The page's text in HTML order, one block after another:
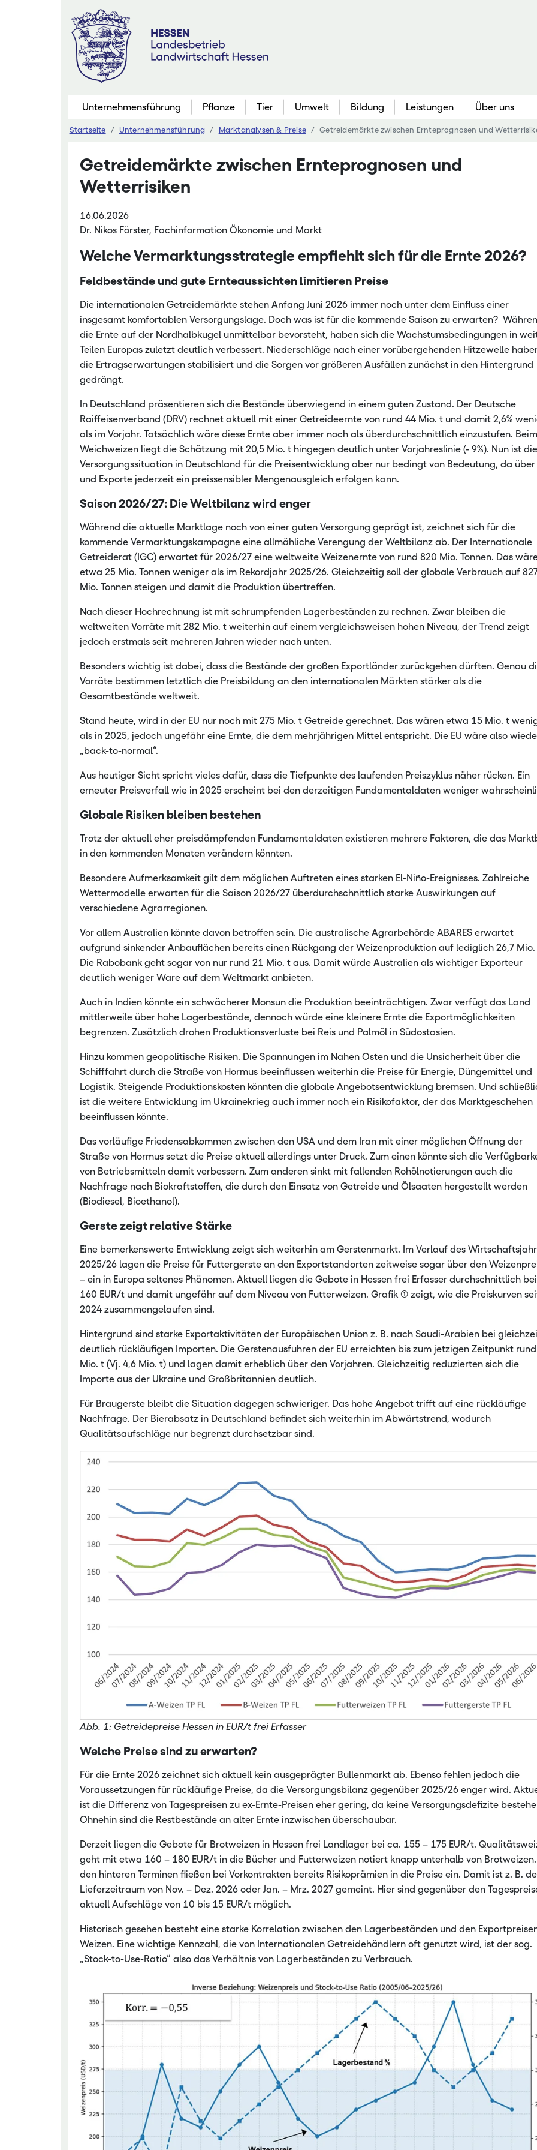
Inhalt
springen
Unternehmensführung Pflanze
Pflanzenbau
Marktfruchtbau
Saatgutanerkennung
Ökologischer Pflanzenbau
Nachwachsende Rohstoffe
Gartenbau
Gemüsebau & Kräuter
Tier Umwelt Bildung
Berufliche Bildung
Berufliche Erstausbildung
Leistungen Über uns
Startseite Unternehmensführung Marktanalysen & Preise Getreidemärkte zwischen Ernteprognosen und
Getreidemärkte zwischen Ernteprognosen und
Wetterrisiken
16.06.2026
Dr. Nikos Förster, Fachinformation Ökonomie und Markt
Welche Vermarktungsstrategie empfiehlt sich für die Ernte 2026?
Feldbestände und gute Ernteaussichten limitieren Preise
Die internationalen Getreidemärkte stehen Anfang Juni 2026 immer noch unter dem Einfluss einer
insgesamt komfortablen Versorgungslage. Doch was ist für die kommende Saison zu erwarten?
die Ernte auf der Nordhalbkugel unmittelbar bevorsteht, haben sich die Wachstumsbedingungen in
Teilen Europas zuletzt deutlich verbessert. Niederschläge nach einer vorübergehenden Hitzewelle
die Ertragserwartungen stabilisiert und die Sorgen vor größeren Ausfällen zunächst in den Hintergrund
gedrängt.
In Deutschland präsentieren sich die Bestände überwiegend in einem guten Zustand. Der Deutsche
Raiffeisenverband (DRV) rechnet aktuell mit einer Getreideernte von rund 44 Mio. t und damit 2,6%
als im Vorjahr. Tatsächlich wäre diese Ernte aber immer noch als überdurchschnittlich einzustufen.
Weichweizen liegt die Schätzung mit 20,5 Mio. t hingegen deutlich unter Vorjahreslinie (- 9%). Nun ist
Versorgungssituation in Deutschland für die Preisentwicklung aber nur bedingt von Bedeutung, da
und Exporte jederzeit ein preissensibler Mengenausgleich erfolgen kann.
Saison 2026/27: Die Weltbilanz wird enger
Während die aktuelle Marktlage noch von einer guten Versorgung geprägt ist, zeichnet sich für die
kommende Vermarktungskampagne eine allmähliche Verengung der Weltbilanz ab. Der Internationale
Getreiderat (IGC) erwartet für 2026/27 eine weltweite Weizenernte von rund 820 Mio. Tonnen. Das
etwa 25 Mio. Tonnen weniger als im Rekordjahr 2025/26. Gleichzeitig soll der globale Verbrauch auf
Mio. Tonnen steigen und damit die Produktion übertreffen.
Nach dieser Hochrechnung ist mit schrumpfenden Lagerbeständen zu rechnen. Zwar bleiben die
weltweiten Vorräte mit 282 Mio. t weiterhin auf einem vergleichsweisen hohen Niveau, der Trend zeigt
jedoch erstmals seit mehreren Jahren wieder nach unten.
Besonders wichtig ist dabei, dass die Bestände der großen Exportländer zurückgehen dürften. Genau
Vorräte bestimmen letztlich die Preisbildung an den internationalen Märkten stärker als die
Gesamtbestände weltweit.
Stand heute, wird in der EU nur noch mit 275 Mio. t Getreide gerechnet. Das wären etwa 15 Mio. t
als in 2025, jedoch ungefähr eine Ernte, die dem mehrjährigen Mittel entspricht. Die EU wäre also
„back-to-normal“.
Aus heutiger Sicht spricht vieles dafür, dass die Tiefpunkte des laufenden Preiszyklus näher rücken. Ein
erneuter Preisverfall wie in 2025 erscheint bei den derzeitigen Fundamentaldaten weniger
Globale Risiken bleiben bestehen
Trotz der aktuell eher preisdämpfenden Fundamentaldaten existieren mehrere Faktoren, die das
in den kommenden Monaten verändern könnten.
Besondere Aufmerksamkeit gilt dem möglichen Auftreten eines starken El-Niño-Ereignisses. Zahlreiche
Wettermodelle erwarten für die Saison 2026/27 überdurchschnittlich starke Auswirkungen auf
verschiedene Agrarregionen.
Vor allem Australien könnte davon betroffen sein. Die australische Agrarbehörde ABARES erwartet
aufgrund sinkender Anbauflächen bereits einen Rückgang der Weizenproduktion auf lediglich 26,7
Die Rabobank geht sogar von nur rund 21 Mio. t aus. Damit würde Australien als wichtiger Exporteur
deutlich weniger Ware auf dem Weltmarkt anbieten.
Auch in Indien könnte ein schwächerer Monsun die Produktion beeinträchtigen. Zwar verfügt das Land
mittlerweile über hohe Lagerbestände, dennoch würde eine kleinere Ernte die Exportmöglichkeiten
begrenzen. Zusätzlich drohen Produktionsverluste bei Reis und Palmöl in Südostasien.
Hinzu kommen geopolitische Risiken. Die Spannungen im Nahen Osten und die Unsicherheit über die
Schifffahrt durch die Straße von Hormus beeinflussen weiterhin die Preise für Energie, Düngemittel und
Logistik. Steigende Produktionskosten könnten die globale Angebotsentwicklung bremsen. Und
ist die weitere Entwicklung im Ukrainekrieg auch immer noch ein Risikofaktor, der das Marktgeschehen
beeinflussen könnte.
Das vorläufige Friedensabkommen zwischen den USA und dem Iran mit einer möglichen Öffnung der
Straße von Hormus setzt die Preise aktuell allerdings unter Druck. Zum einen könnte sich die
von Betriebsmitteln damit verbessern. Zum anderen sinkt mit fallenden Rohölnotierungen auch die
Nachfrage nach Biokraftstoffen, die durch den Einsatz von Getreide und Ölsaaten hergestellt werden
(Biodiesel, Bioethanol).
Gerste zeigt relative Stärke
Eine bemerkenswerte Entwicklung zeigt sich weiterhin am Gerstenmarkt. Im Verlauf des
2025/26 lagen die Preise für Futtergerste an den Exportstandorten zeitweise sogar über den
– ein in Europa seltenes Phänomen. Aktuell liegen die Gebote in Hessen frei Erfasser durchschnittlich bei
160 EUR/t und damit ungefähr auf dem Niveau von Futterweizen. Grafik (1) zeigt, wie die Preiskurven
2024 zusammengelaufen sind.
Hintergrund sind starke Exportaktivitäten der Europäischen Union z. B. nach Saudi-Arabien bei
deutlich rückläufigen Importen. Die Gerstenausfuhren der EU erreichten bis zum jetzigen Zeitpunkt
Mio. t (Vj. 4,6 Mio. t) und lagen damit erheblich über den Vorjahren. Gleichzeitig reduzierten sich die
Importe aus der Ukraine und Großbritannien deutlich.
Für Braugerste bleibt die Situation dagegen schwieriger. Das hohe Angebot trifft auf eine rückläufige
Nachfrage. Der Bierabsatz in Deutschland befindet sich weiterhin im Abwärtstrend, wodurch
Qualitätsaufschläge nur begrenzt durchsetzbar sind.
Abb. 1: Getreidepreise Hessen in EUR/t frei Erfasser
Welche Preise sind zu erwarten?
Für die Ernte 2026 zeichnet sich aktuell kein ausgeprägter Bullenmarkt ab. Ebenso fehlen jedoch die
Voraussetzungen für rückläufige Preise, da die Versorgungsbilanz gegenüber 2025/26 enger wird.
ist die Differenz von Tagespreisen zu ex-Ernte-Preisen eher gering, da keine Versorgungsdefizite
Ohnehin sind die Restbestände an alter Ernte inzwischen überschaubar.
Derzeit liegen die Gebote für Brotweizen in Hessen frei Landlager bei ca. 155 – 175 EUR/t.
geht mit etwa 160 – 180 EUR/t in die Bücher und Futterweizen notiert knapp unterhalb von
den hinteren Terminen fließen bei Vorkontrakten bereits Risikoprämien in die Preise ein. Damit ist z. B.
Lieferzeitraum von Nov. – Dez. 2026 oder Jan. – Mrz. 2027 gemeint. Hier sind gegenüber den
aktuell Aufschläge von 10 bis 15 EUR/t möglich.
Historisch gesehen besteht eine starke Korrelation zwischen den Lagerbeständen und den
Weizen. Eine wichtige Kennzahl, die von Internationalen Getreidehändlern oft genutzt wird, ist der sog.
„Stock-to-Use-Ratio“ also das Verhältnis von Lagerbeständen zu Verbrauch.